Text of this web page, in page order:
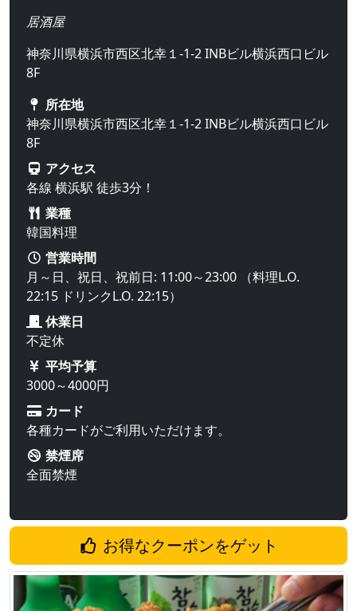
居酒屋
神奈川県横浜市西区北幸１-1-2 INBビル横浜西口ビル
8F
所在地
神奈川県横浜市西区北幸１-1-2 INBビル横浜西口ビル
8F
アクセス
各線 横浜駅 徒歩3分！
業種
韓国料理
営業時間
月～日、祝日、祝前日: 11:00～23:00 （料理L.O.
22:15 ドリンクL.O. 22:15）
休業日
不定休
平均予算
3000～4000円
カード
各種カードがご利用いただけます。
禁煙席
全面禁煙
お得なクーポンをゲット